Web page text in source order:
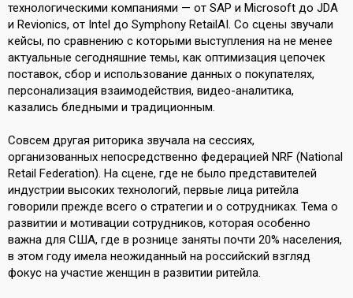
технологическими компаниями — от SAP и Microsoft до JDA
и Revionics, от Intel до Symphony RetailAI. Cо сцены звучали
кейсы, по сравнению с которыми выступления на не менее
актуальные сегодняшние темы, как оптимизация цепочек
поставок, сбор и использование данных о покупателях,
персонализация взаимодействия, видео-аналитика,
казались бледными и традиционным.
Совсем другая риторика звучала на сессиях,
организованных непосредственно федерацией NRF (National
Retail Federation). На сцене, где не было представителей
индустрии высоких технологий, первые лица ритейла
говорили прежде всего о стратегии и о сотрудниках. Тема о
развитии и мотивации сотрудников, которая особенно
важна для США, где в рознице заняты почти 20% населения,
в этом году имела неожиданный на российский взгляд
фокус на участие женщин в развитии ритейла.